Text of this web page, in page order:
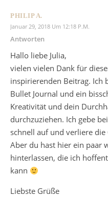
PHILIP A.
Januar 29, 2018 Um 12:18 P.m.
Antworten
Hallo liebe Julia,
vielen vielen Dank für
inspirierenden Beitrag. Ich
Bullet Journal und ein
Kreativität und dein
durchzuziehen. Ich gebe
schnell auf und verliere die
Aber du hast hier ein paar
hinterlassen, die ich
kann
Liebste Grüße